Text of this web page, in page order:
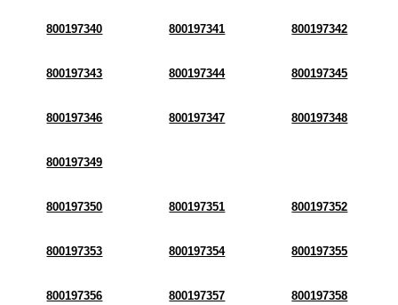
800197340 800197341 800197342
800197343 800197344 800197345
800197346 800197347 800197348
800197349
800197350 800197351 800197352
800197353 800197354 800197355
800197356 800197357 800197358